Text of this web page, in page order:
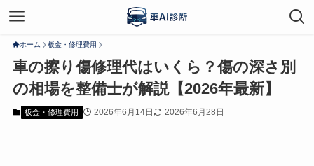
ホーム 板金・修理費用
車の擦り傷修理代はいくら？傷の深さ別
の相場を整備士が解説【2026年最新】
板金・修理費用 2026年6月14日 2026年6月28日